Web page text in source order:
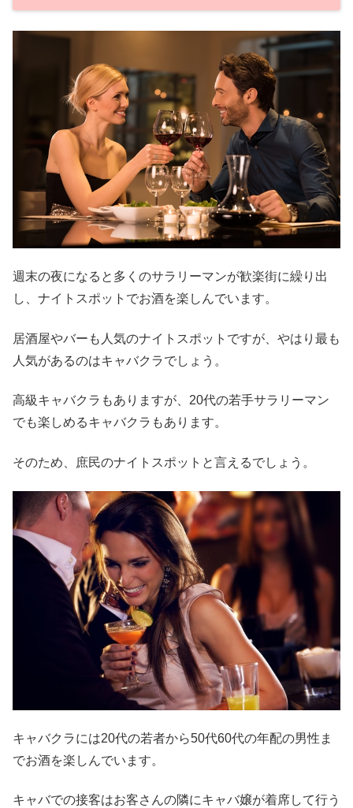
週末の夜になると多くのサラリーマンが歓楽街に繰り出
し、ナイトスポットでお酒を楽しんでいます。
居酒屋やバーも人気のナイトスポットですが、やはり最も
人気があるのはキャバクラでしょう。
高級キャバクラもありますが、20代の若手サラリーマン
でも楽しめるキャバクラもあります。
そのため、庶民のナイトスポットと言えるでしょう。
キャバクラには20代の若者から50代60代の年配の男性ま
でお酒を楽しんでいます。
キャバでの接客はお客さんの隣にキャバ嬢が着席して行う